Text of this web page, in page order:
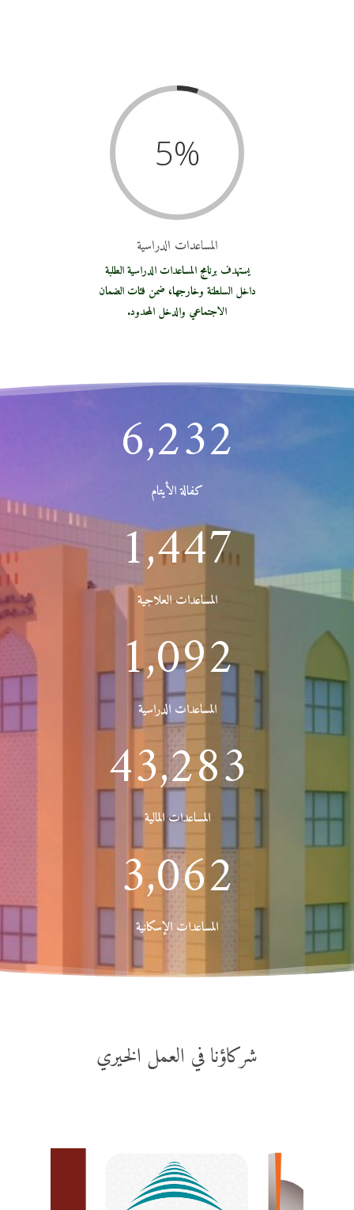
5%
المساعدات الدراسية
يستهدف برنامج المساعدات الدراسية الطلبة
داخل السلطنة وخارجها، ضمن فئات الضمان
الاجتماعي والدخل المحدود.
6,232
كفالة الأيتام
1,447
المساعدات العلاجية
1,092
المساعدات الدراسية
43,283
المساعدات المالية
3,062
المساعدات الإسكانية
شركاؤنا في العمل الخيري